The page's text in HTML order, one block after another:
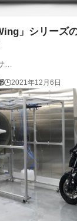
」シリーズ
…
2021年12月6日